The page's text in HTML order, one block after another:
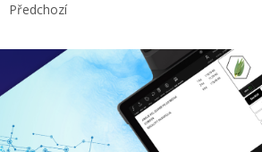
Předchozí